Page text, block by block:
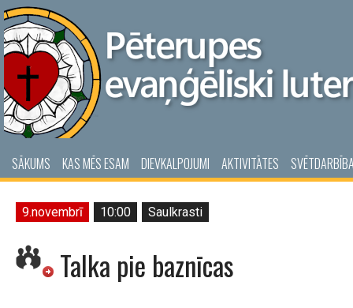
SĀKUMS KAS MĒS ESAM DIEVKALPOJUMI AKTIVITĀTES
9.novembrī 10:00 Saulkrasti
Talka pie baznīcas